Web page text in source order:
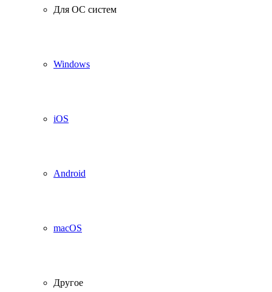
Для ОС систем
Windows
iOS
Android
macOS
Другое